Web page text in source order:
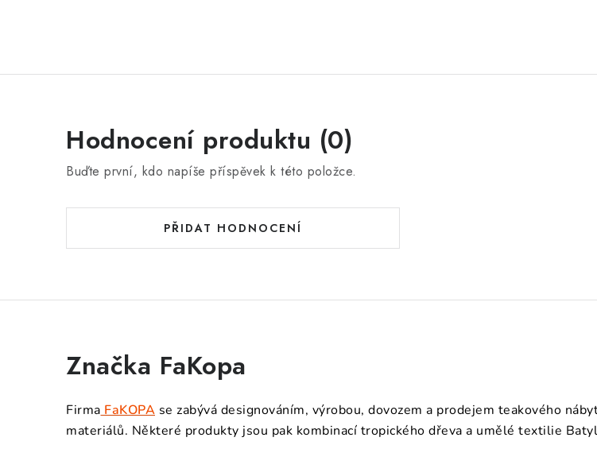
Hodnocení produktu (0)
Buďte první, kdo napíše příspěvek k této položce.
PŘIDAT HODNOCENÍ
Značka FaKopa
Firma FaKOPA se zabývá designováním, výrobou, dovozem a prodejem teakového
materiálů. Některé produkty jsou pak kombinací tropického dřeva a umělé textilie